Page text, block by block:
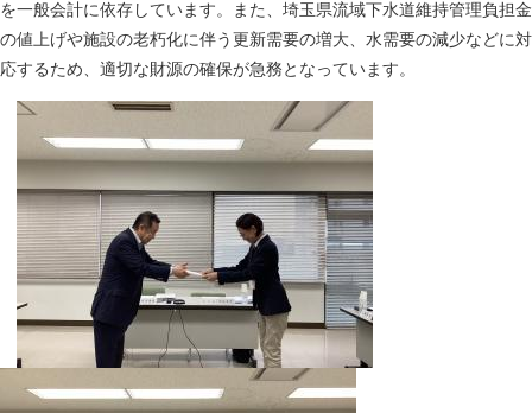
を一般会計に依存しています。また、埼玉県流域下水道維持管理負担金
の値上げや施設の老朽化に伴う更新需要の増大、水需要の減少などに対
応するため、適切な財源の確保が急務となっています。